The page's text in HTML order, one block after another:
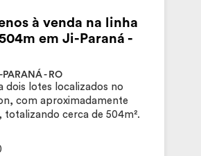
à venda na linha
em Ji-Paraná -
- RO
dois lotes localizados no
com aproximadamente
totalizando cerca de 504m².